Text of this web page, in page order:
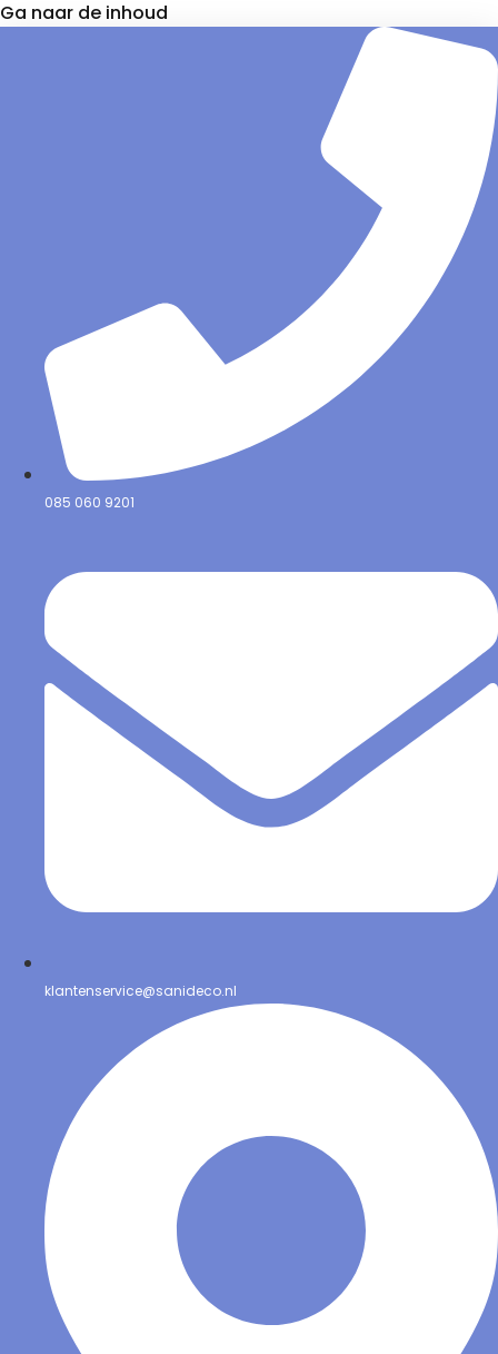
Ga naar de inhoud
085 060 9201
klantenservice@sanideco.nl